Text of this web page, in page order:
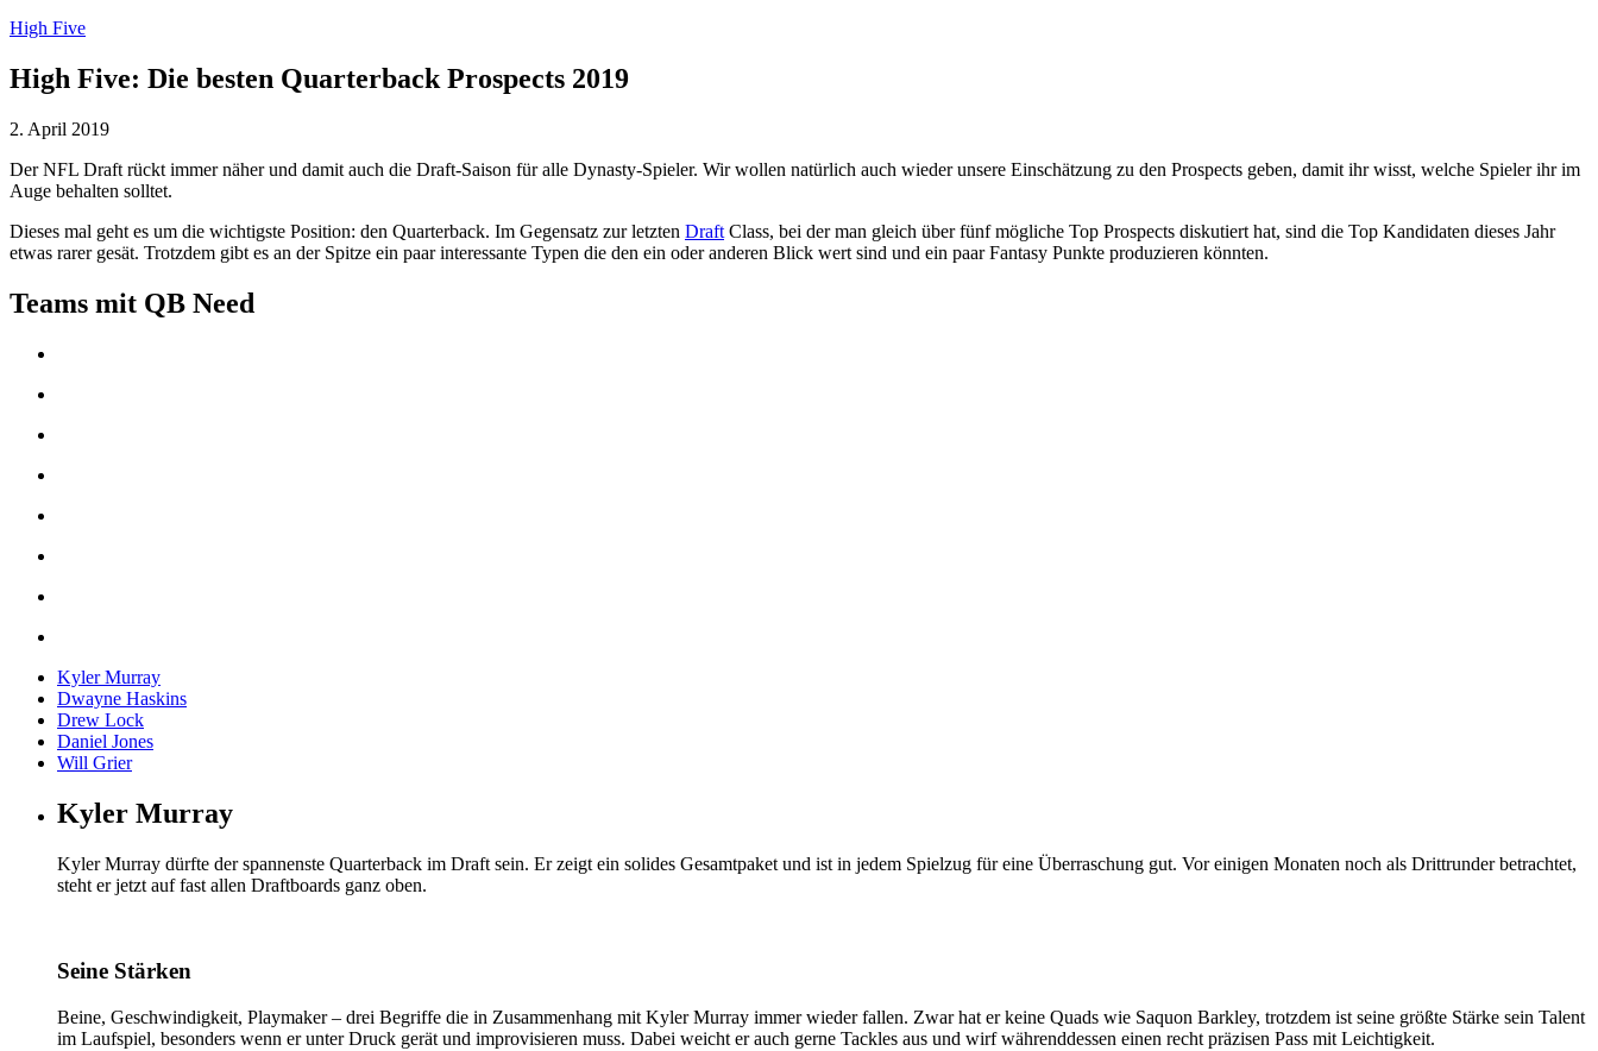
High Five
High Five: Die besten Quarterback Prospects 2019
2. April 2019
Der NFL Draft rückt immer näher und damit auch die Draft-Saison für alle Dynasty-Spieler. Wir wollen natürlich auch wieder unsere Einschätzung zu den Prospects geben, damit ihr wisst, welche Spieler ihr im
Auge behalten solltet.
Dieses mal geht es um die wichtigste Position: den Quarterback. Im Gegensatz zur letzten Draft Class, bei der man gleich über fünf mögliche Top Prospects diskutiert hat, sind die Top Kandidaten dieses Jahr
etwas rarer gesät. Trotzdem gibt es an der Spitze ein paar interessante Typen die den ein oder anderen Blick wert sind und ein paar Fantasy Punkte produzieren könnten.
Teams mit QB Need
Kyler Murray
Dwayne Haskins
Drew Lock
Daniel Jones
Will Grier
Kyler Murray
Kyler Murray dürfte der spannenste Quarterback im Draft sein. Er zeigt ein solides Gesamtpaket und ist in jedem Spielzug für eine Überraschung gut. Vor einigen Monaten noch als Drittrunder betrachtet,
steht er jetzt auf fast allen Draftboards ganz oben.
Seine Stärken
Beine, Geschwindigkeit, Playmaker – drei Begriffe die in Zusammenhang mit Kyler Murray immer wieder fallen. Zwar hat er keine Quads wie Saquon Barkley, trotzdem ist seine größte Stärke sein Talent
im Laufspiel, besonders wenn er unter Druck gerät und improvisieren muss. Dabei weicht er auch gerne Tackles aus und wirf währenddessen einen recht präzisen Pass mit Leichtigkeit.